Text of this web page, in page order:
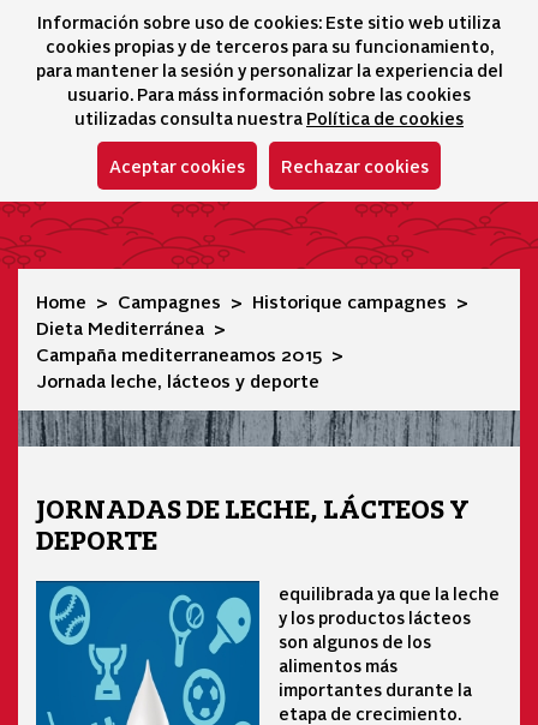
Información sobre uso de cookies: Este sitio web utiliza
cookies propias y de terceros para su funcionamiento,
para mantener la sesión y personalizar la experiencia del
usuario. Para máss información sobre las cookies
utilizadas consulta nuestra Política de cookies
Aceptar cookies Rechazar cookies
Sélecteur de
icono
Jornada leche, lácteos y deporte
Home Campagnes
Historique campagnes
Dieta Mediterránea
Campaña mediterraneamos 2015
Jornada leche, lácteos y deporte
JORNADAS DE LECHE, LÁCTEOS Y
DEPORTE
equilibrada ya que la leche
y los productos lácteos
son algunos de los
alimentos más
importantes durante la
etapa de crecimiento.